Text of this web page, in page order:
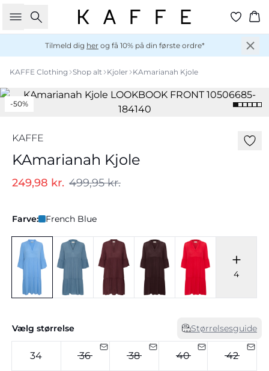
Søg
Tilmeld dig her og få 10% på din første ordre*
KAFFE Clothing Shop alt Kjoler KAmarianah Kjole
-50%
KAFFE
KAmarianah Kjole
249,98 kr. 499,95 kr.
Farve: French Blue
4
Vælg størrelse Størrelsesguide
34 36 38 40 42